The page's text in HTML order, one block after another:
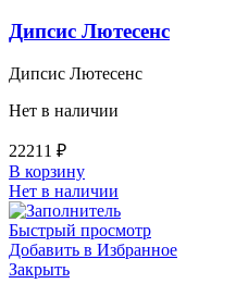
Дипсис Лютесенс
Дипсис Лютесенс
Нет в наличии
22211 ₽
В корзину
Нет в наличии
Быстрый просмотр
Добавить в Избранное
Закрыть